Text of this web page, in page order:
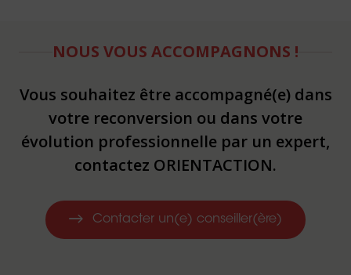
NOUS VOUS ACCOMPAGNONS !
Vous souhaitez être accompagné(e) dans
votre reconversion ou dans votre
évolution professionnelle par un expert,
contactez ORIENTACTION.
Contacter un(e) conseiller(ère)